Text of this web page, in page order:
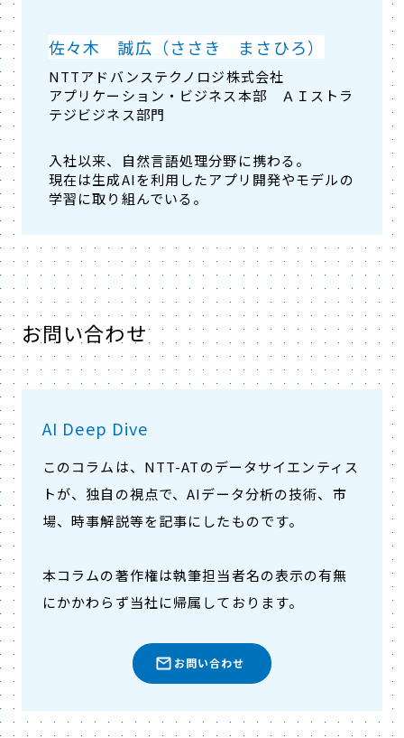
佐々木 誠広（ささき まさひろ）
NTTアドバンステクノロジ株式会社
アプリケーション・ビジネス本部 ＡＩストラ
テジビジネス部門
入社以来、自然言語処理分野に携わる。
現在は生成AIを利用したアプリ開発やモデルの
学習に取り組んでいる。
お問い合わせ
AI Deep Dive
このコラムは、NTT-ATのデータサイエンティス
トが、独自の視点で、AIデータ分析の技術、市
場、時事解説等を記事にしたものです。
本コラムの著作権は執筆担当者名の表示の有無
にかかわらず当社に帰属しております。
お問い合わせ